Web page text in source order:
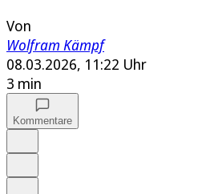
Von
Wolfram Kämpf
08.03.2026, 11:22 Uhr
3 min
Kommentare